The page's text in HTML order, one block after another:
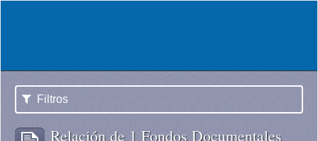
Filtros
Relación de 1 Fondos Documentales